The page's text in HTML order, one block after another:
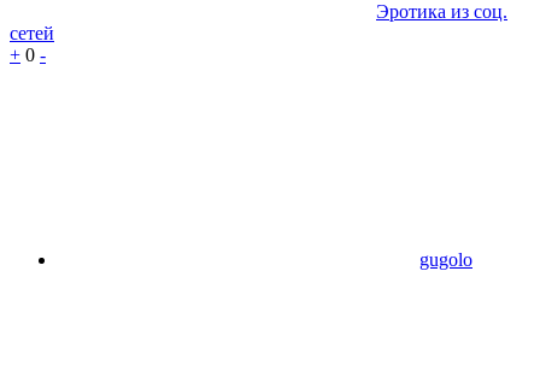
Эротика из соц.
сетей
+ 0 -
gugolo